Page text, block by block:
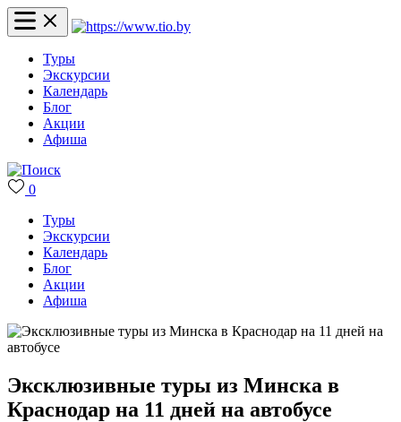
Туры
Экскурсии
Календарь
Блог
Акции
Афиша
0
Туры
Экскурсии
Календарь
Блог
Акции
Афиша
Эксклюзивные туры из Минска в
Краснодар на 11 дней на автобусе